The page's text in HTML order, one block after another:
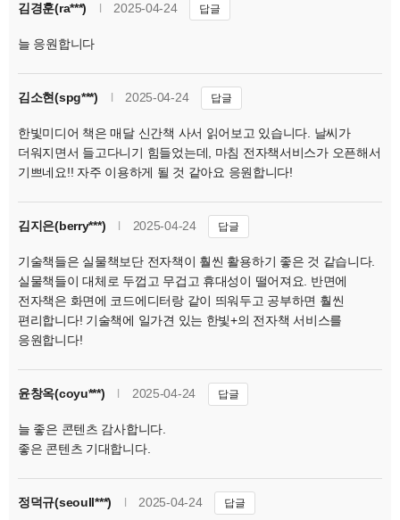
김경훈(ra***) l 2025-04-24 답글
늘 응원합니다
김소현(spg***) l 2025-04-24 답글
한빛미디어 책은 매달 신간책 사서 읽어보고 있습니다. 날씨가
더워지면서 들고다니기 힘들었는데, 마침 전자책서비스가 오픈해서
기쁘네요!! 자주 이용하게 될 것 같아요 응원합니다!
김지은(berry***) l 2025-04-24 답글
기술책들은 실물책보단 전자책이 훨씬 활용하기 좋은 것 같습니다.
실물책들이 대체로 두껍고 무겁고 휴대성이 떨어져요. 반면에
전자책은 화면에 코드에디터랑 같이 띄워두고 공부하면 훨씬
편리합니다! 기술책에 일가견 있는 한빛+의 전자책 서비스를
응원합니다!
윤창옥(coyu***) l 2025-04-24 답글
늘 좋은 콘텐츠 감사합니다.
좋은 콘텐츠 기대합니다.
정덕규(seoull***) l 2025-04-24 답글